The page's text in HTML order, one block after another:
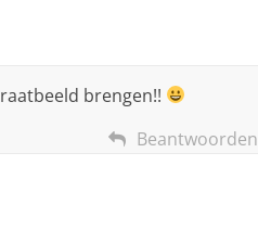
brengen!!
Beantwoorden